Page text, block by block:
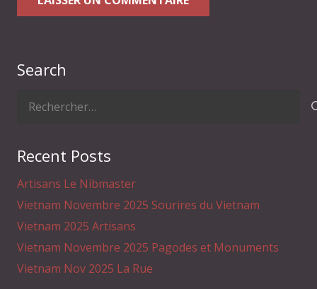
Search
Rechercher :
Recent Posts
Artisans Le Nibmaster
Vietnam Novembre 2025 Sourires du Vietnam
Vietnam 2025 Artisans
Vietnam Novembre 2025 Pagodes et Monuments
Vietnam Nov 2025 La Rue